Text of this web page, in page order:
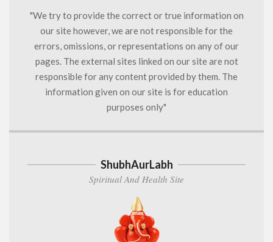
"We try to provide the correct or true information on
our site however, we are not responsible for the
errors, omissions, or representations on any of our
pages. The external sites linked on our site are not
responsible for any content provided by them. The
information given on our site is for education
purposes only"
ShubhAurLabh
Spiritual And Health Site